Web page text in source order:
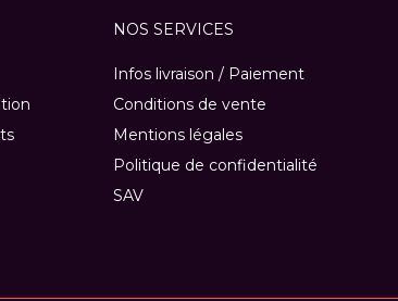
NOS SERVICES
Infos livraison / Paiement
Conditions de vente
Mentions légales
Politique de confidentialité
SAV